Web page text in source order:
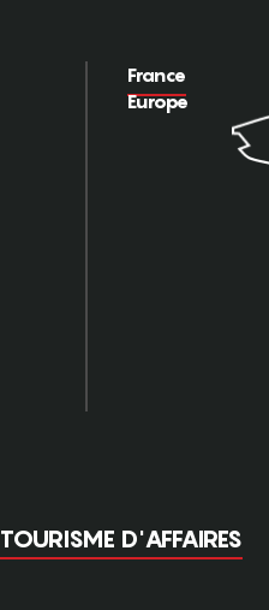
France
Europe
TOURISME D'AFFAIRES